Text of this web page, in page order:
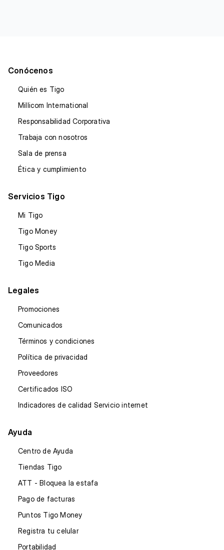
Conócenos
Quién es Tigo
Millicom International
Responsabilidad Corporativa
Trabaja con nosotros
Sala de prensa
Ética y cumplimiento
Servicios Tigo
Mi Tigo
Tigo Money
Tigo Sports
Tigo Media
Legales
Promociones
Comunicados
Términos y condiciones
Política de privacidad
Proveedores
Certificados ISO
Indicadores de calidad Servicio internet
Ayuda
Centro de Ayuda
Tiendas Tigo
ATT - Bloquea la estafa
Pago de facturas
Puntos Tigo Money
Registra tu celular
Portabilidad